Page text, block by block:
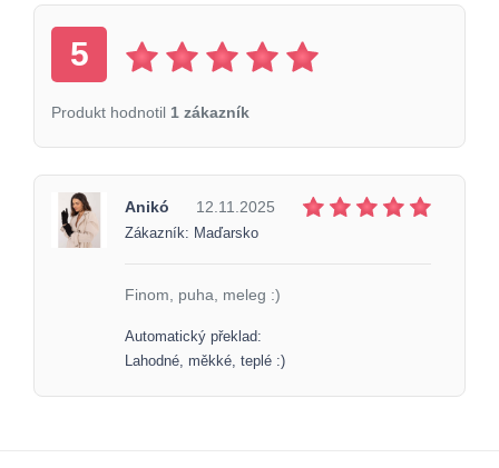
5
Produkt hodnotil 1 zákazník
Anikó 12.11.2025
Zákazník: Maďarsko
Finom, puha, meleg :)
Automatický překlad:
Lahodné, měkké, teplé :)